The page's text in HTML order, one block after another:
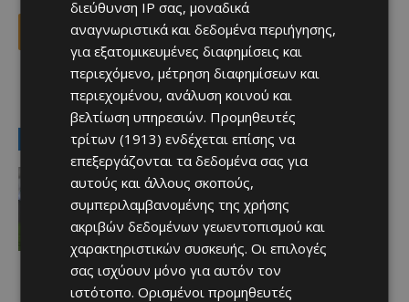
Facebook X Viber
Top ΓΕΣΥ Κυπρος ΟΑΥ
LATEST NEWS
Αθλητικά - Επικαιρότητα
Παραμένει ο Ενρίκες – Παίρνει και
Χάιρο
Afentiko - 06/08/2026
διεύθυνση IP σας, μοναδικά
αναγνωριστικά και δεδομένα περιήγησης,
για εξατομικευμένες διαφημίσεις και
περιεχόμενο, μέτρηση διαφημίσεων και
περιεχομένου, ανάλυση κοινού και
βελτίωση υπηρεσιών. Προμηθευτές
τρίτων (1913) ενδέχεται επίσης να
επεξεργάζονται τα δεδομένα σας για
αυτούς και άλλους σκοπούς,
συμπεριλαμβανομένης της χρήσης
ακριβών δεδομένων γεωεντοπισμού και
χαρακτηριστικών συσκευής. Οι επιλογές
σας ισχύουν μόνο για αυτόν τον
ιστότοπο. Ορισμένοι προμηθευτές